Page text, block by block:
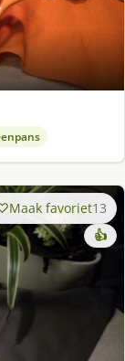
Maak favoriet13
👍